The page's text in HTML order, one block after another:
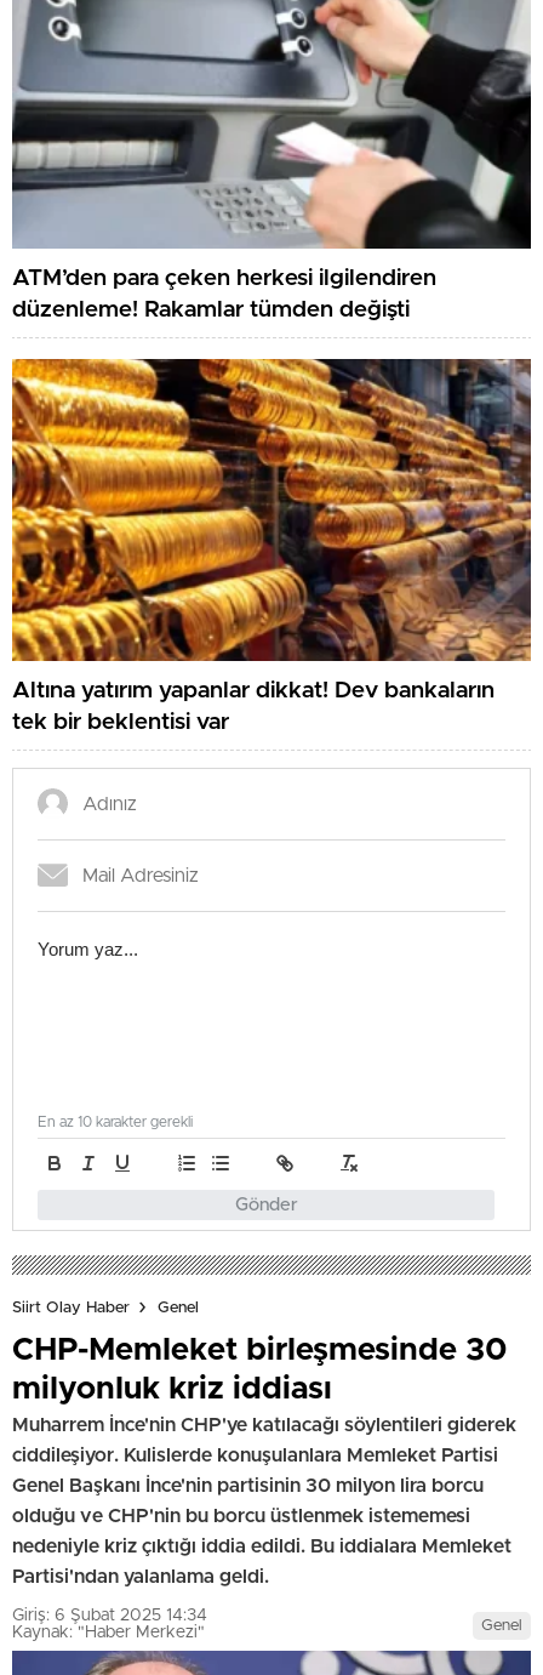
ATM’den para çeken herkesi ilgilendiren
düzenleme! Rakamlar tümden değişti
Altına yatırım yapanlar dikkat! Dev bankaların
tek bir beklentisi var
Gönder
En az 10 karakter gerekli
Siirt Olay Haber Genel
CHP-Memleket birleşmesinde 30
milyonluk kriz iddiası
Muharrem İnce'nin CHP'ye katılacağı söylentileri giderek
ciddileşiyor. Kulislerde konuşulanlara Memleket Partisi
Genel Başkanı İnce'nin partisinin 30 milyon lira borcu
olduğu ve CHP'nin bu borcu üstlenmek istememesi
nedeniyle kriz çıktığı iddia edildi. Bu iddialara Memleket
Partisi'ndan yalanlama geldi.
Giriş: 6 Şubat 2025 14:34
Kaynak: "Haber Merkezi"
Genel